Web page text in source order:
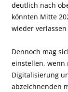
deutlich nach
könnten Mitte
wieder
Dennoch mag
einstellen, wenn
Digitalisierung
abzeichnenden